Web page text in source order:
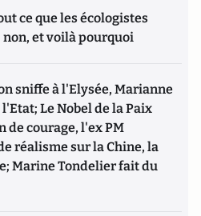
ce que les écologistes
et voilà pourquoi
sniffe à l'Elysée, Marianne
Le Nobel de la Paix
de courage, l'ex PM
réalisme sur la Chine, la
Marine Tondelier fait du